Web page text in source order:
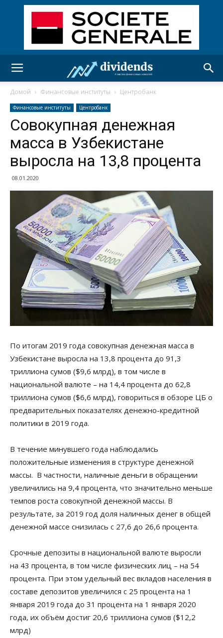
Домой Финансовые институты Центробанк
Финансовые институты Центробанк
Совокупная денежная
масса в Узбекистане
выросла на 13,8 процента
08.01.2020
По итогам 2019 года совокупная денежная масса в
Узбекистане выросла на 13,8 процента до 91,3
триллиона сумов ($9,6 млрд), в том числе в
национальной валюте – на 14,4 процента до 62,8
триллиона сумов ($6,6 млрд), говориться в обзоре ЦБ о
предварительных показателях денежно-кредитной
политики в 2019 года.
В течение минувшего года наблюдались
положительные изменения в структуре денежной
массы. В частности, наличные деньги в обращении
увеличились на 9,4 процента, что значительно меньше
темпов роста совокупной денежной массы. В
результате, за 2019 год доля наличных денег в общей
денежной массе снизилась с 27,6 до 26,6 процента.
Срочные депозиты в национальной валюте выросли
на 43 процента, в том числе физических лиц – на 54
процента. При этом удельный вес вкладов населения в
составе депозитов увеличился с 25 процента на 1
января 2019 года до 31 процента на 1 января 2020
года, их объём достиг 20,6 триллиона сумов ($12,2
млрд)